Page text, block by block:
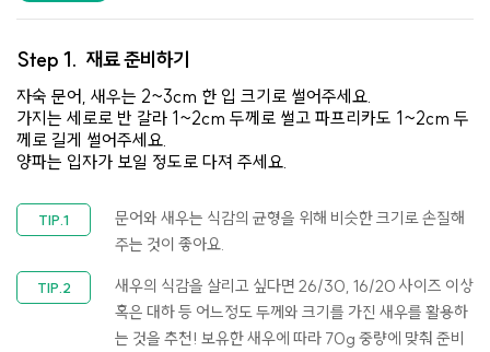
Step 1. 재료 준비하기
자숙 문어, 새우는 2~3cm 한 입 크기로 썰어주세요.
가지는 세로로 반 갈라 1~2cm 두께로 썰고 파프리카도 1~2cm 두
께로 길게 썰어주세요.
양파는 입자가 보일 정도로 다져 주세요.
문어와 새우는 식감의 균형을 위해 비슷한 크기로 손질해
주는 것이 좋아요.
새우의 식감을 살리고 싶다면 26/30, 16/20 사이즈 이상
혹은 대하 등 어느정도 두께와 크기를 가진 새우를 활용하
는 것을 추천! 보유한 새우에 따라 70g 중량에 맞춰 준비